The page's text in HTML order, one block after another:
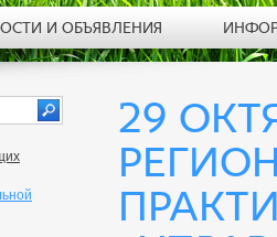
29
И ОБЪЯВЛЕНИЯ